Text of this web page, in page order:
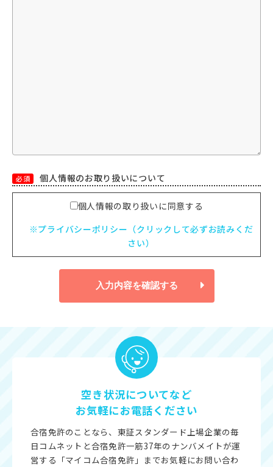
必須 個人情報のお取り扱いについて
個人情報の取り扱いに同意する
※プライバシーポリシー（クリックして必ずお読みくだ
さい）
入力内容を確認する
空き状況についてなど
お気軽にお電話ください
合宿免許のことなら、東証スタンダード上場企業の毎
日コムネットと合宿免許一筋37年のナンバメイトが運
営する「マイコム合宿免許」までお気軽にお問い合わ